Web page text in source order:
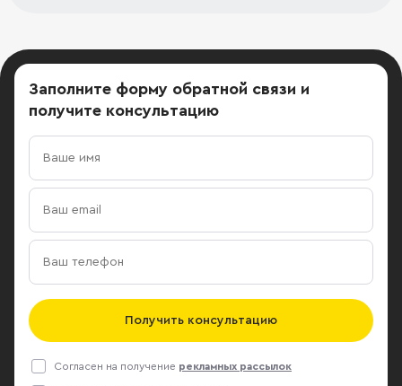
Заполните форму обратной связи и
получите консультацию
Получить консультацию
Согласен на получение рекламных рассылок